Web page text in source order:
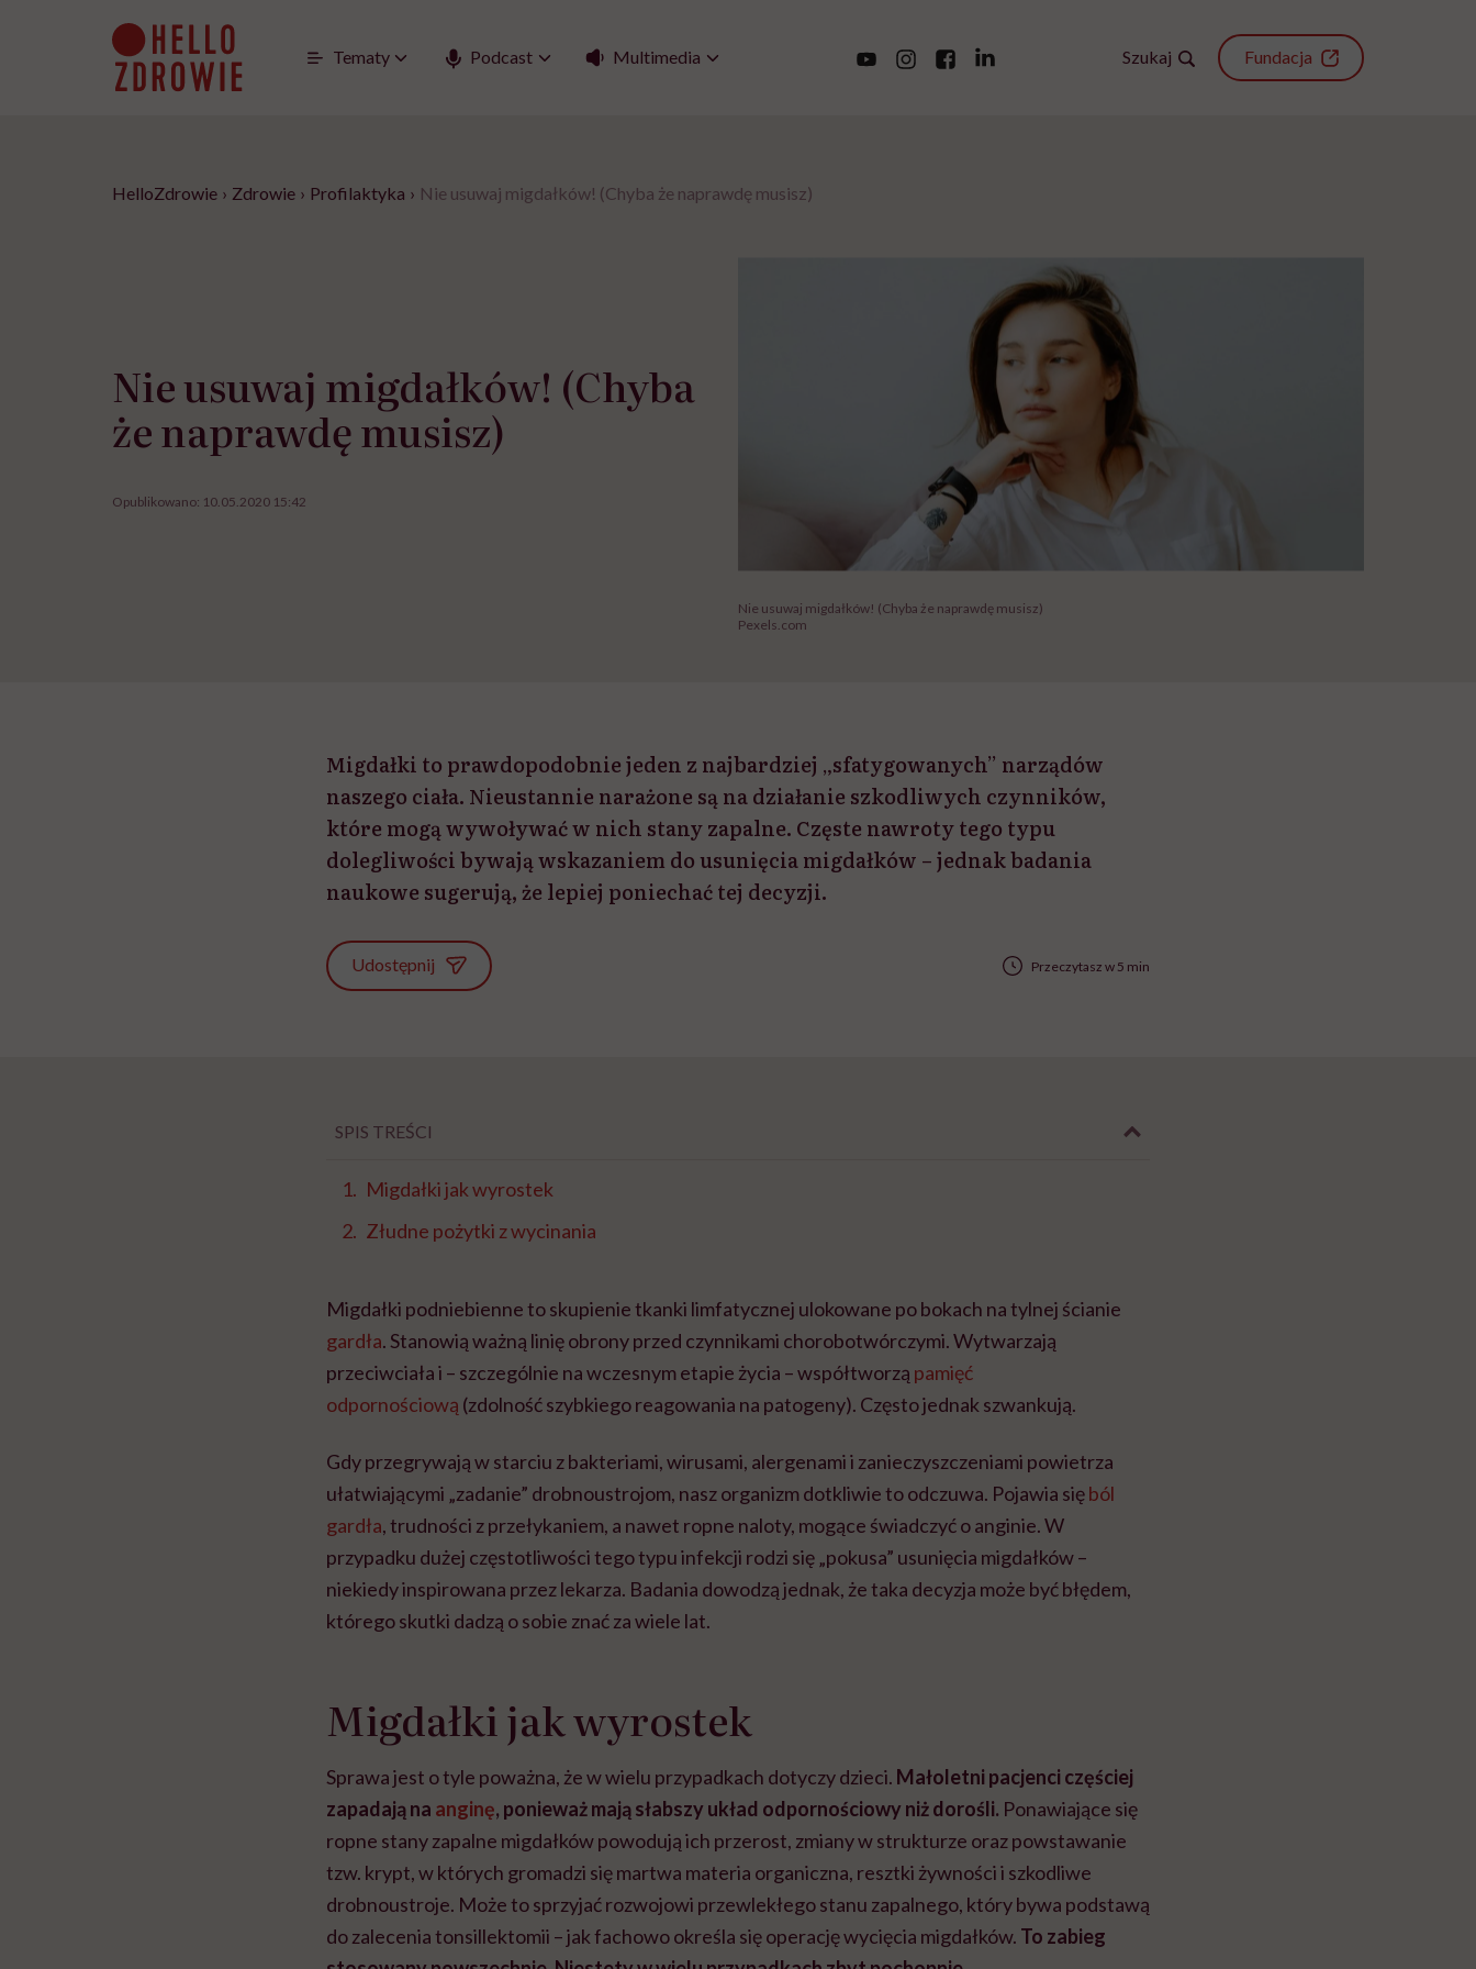
Tematy Podcast Multimedia Szukaj Fundacja
HelloZdrowie › Zdrowie › Profilaktyka › Nie usuwaj migdałków! (Chyba że naprawdę musisz)
Nie usuwaj migdałków! (Chyba
że naprawdę musisz)
Opublikowano: 10.05.2020 15:42
Nie usuwaj migdałków! (Chyba że naprawdę musisz)
Pexels.com
Migdałki to prawdopodobnie jeden z najbardziej „sfatygowanych” narządów
naszego ciała. Nieustannie narażone są na działanie szkodliwych czynników,
które mogą wywoływać w nich stany zapalne. Częste nawroty tego typu
dolegliwości bywają wskazaniem do usunięcia migdałków – jednak badania
naukowe sugerują, że lepiej poniechać tej decyzji.
Udostępnij Przeczytasz w 5 min
SPIS TREŚCI
Migdałki jak wyrostek
Złudne pożytki z wycinania
Migdałki podniebienne to skupienie tkanki limfatycznej ulokowane po bokach na tylnej ścianie
gardła. Stanowią ważną linię obrony przed czynnikami chorobotwórczymi. Wytwarzają
przeciwciała i – szczególnie na wczesnym etapie życia – współtworzą pamięć
odpornościową (zdolność szybkiego reagowania na patogeny). Często jednak szwankują.
Gdy przegrywają w starciu z bakteriami, wirusami, alergenami i zanieczyszczeniami powietrza
ułatwiającymi „zadanie” drobnoustrojom, nasz organizm dotkliwie to odczuwa. Pojawia sięból
gardła, trudności z przełykaniem, a nawet ropne naloty, mogące świadczyć o anginie. W
przypadku dużej częstotliwości tego typu infekcji rodzi się „pokusa” usunięcia migdałków –
niekiedy inspirowana przez lekarza. Badania dowodzą jednak, że taka decyzja może być błędem,
którego skutki dadzą o sobie znać za wiele lat.
Migdałki jak wyrostek
Sprawa jest o tyle poważna, że w wielu przypadkach dotyczy dzieci. Małoletni pacjenci częściej
zapadają na anginę, ponieważ mają słabszy układ odpornościowy niż dorośli. Ponawiające się
ropne stany zapalne migdałków powodują ich przerost, zmiany w strukturze oraz powstawanie
tzw. krypt, w których gromadzi się martwa materia organiczna, resztki żywności i szkodliwe
drobnoustroje. Może to sprzyjać rozwojowi przewlekłego stanu zapalnego, który bywa podstawą
do zalecenia tonsillektomii – jak fachowo określa się operację wycięcia migdałków. To zabieg